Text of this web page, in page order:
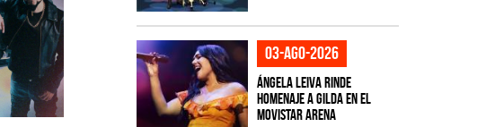
03-ago-2026
Ángela Leiva rinde
homenaje a Gilda en el
Movistar Arena